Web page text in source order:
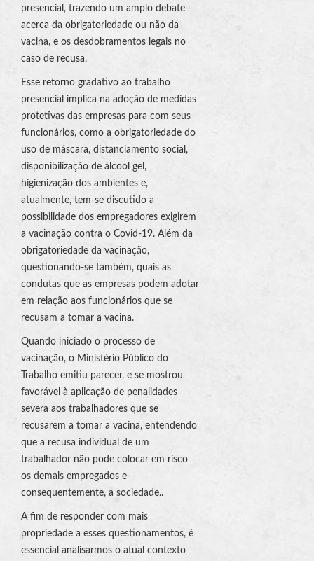
presencial, trazendo um amplo debate
acerca da obrigatoriedade ou não da
vacina, e os desdobramentos legais no
caso de recusa.
Esse retorno gradativo ao trabalho
presencial implica na adoção de medidas
protetivas das empresas para com seus
funcionários, como a obrigatoriedade do
uso de máscara, distanciamento social,
disponibilização de álcool gel,
higienização dos ambientes e,
atualmente, tem-se discutido a
possibilidade dos empregadores exigirem
a vacinação contra o Covid-19. Além da
obrigatoriedade da vacinação,
questionando-se também, quais as
condutas que as empresas podem adotar
em relação aos funcionários que se
recusam a tomar a vacina.
Quando iniciado o processo de
vacinação, o Ministério Público do
Trabalho emitiu parecer, e se mostrou
favorável à aplicação de penalidades
severa aos trabalhadores que se
recusarem a tomar a vacina, entendendo
que a recusa individual de um
trabalhador não pode colocar em risco
os demais empregados e
consequentemente, a sociedade..
A fim de responder com mais
propriedade a esses questionamentos, é
essencial analisarmos o atual contexto